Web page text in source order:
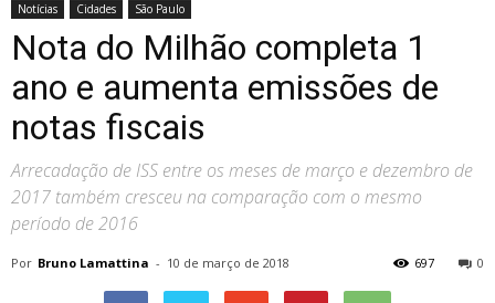
Notícias Cidades São Paulo
Nota do Milhão completa 1
ano e aumenta emissões de
notas fiscais
Arrecadação de ISS entre os meses de março e dezembro de
2017 também cresceu na comparação com o mesmo
período de 2016
Por Bruno Lamattina - 10 de março de 2018 0
697